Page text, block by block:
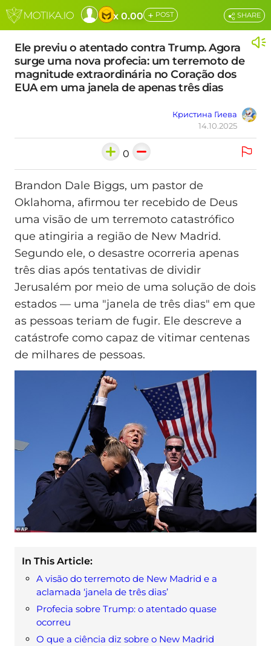
x 0.00 + POST
Ele previu o atentado contra Trump. Agora
surge uma nova profecia: um terremoto de
magnitude extraordinária no Coração dos
EUA em uma janela de apenas três dias
Кристина Гиева
14.10.2025
SHARE
0
Brandon Dale Biggs, um pastor de
Oklahoma, afirmou ter recebido de Deus
uma visão de um terremoto catastrófico
que atingiria a região de New Madrid.
Segundo ele, o desastre ocorreria apenas
três dias após tentativas de dividir
Jerusalém por meio de uma solução de dois
estados — uma "janela de três dias" em que
as pessoas teriam de fugir. Ele descreve a
catástrofe como capaz de vitimar centenas
de milhares de pessoas.
In This Article:
A visão do terremoto de New Madrid e a
aclamada ‘janela de três dias’
Profecia sobre Trump: o atentado quase
ocorreu
O que a ciência diz sobre o New Madrid